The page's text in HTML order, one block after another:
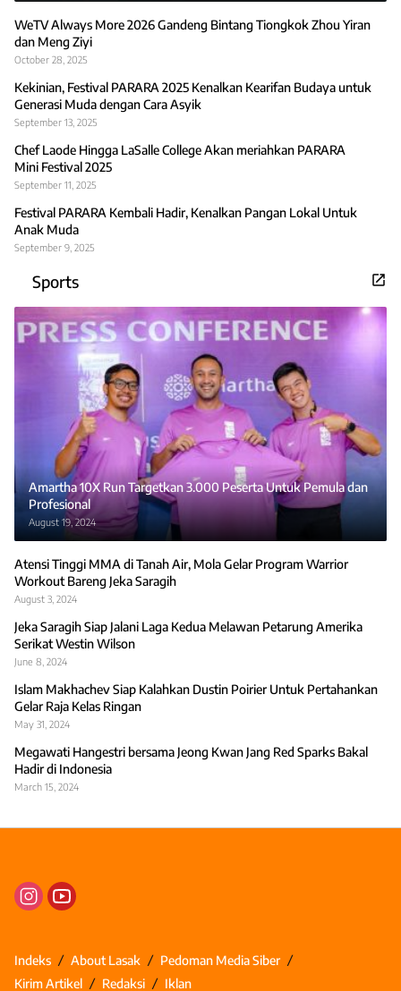
WeTV Always More 2026 Gandeng Bintang Tiongkok Zhou Yiran
dan Meng Ziyi
October 28, 2025
Kekinian, Festival PARARA 2025 Kenalkan Kearifan Budaya untuk
Generasi Muda dengan Cara Asyik
September 13, 2025
Chef Laode Hingga LaSalle College Akan meriahkan PARARA
Mini Festival 2025
September 11, 2025
Festival PARARA Kembali Hadir, Kenalkan Pangan Lokal Untuk
Anak Muda
September 9, 2025
Sports
Amartha 10X Run Targetkan 3.000 Peserta Untuk Pemula dan
Profesional
August 19, 2024
Atensi Tinggi MMA di Tanah Air, Mola Gelar Program Warrior
Workout Bareng Jeka Saragih
August 3, 2024
Jeka Saragih Siap Jalani Laga Kedua Melawan Petarung Amerika
Serikat Westin Wilson
June 8, 2024
Islam Makhachev Siap Kalahkan Dustin Poirier Untuk Pertahankan
Gelar Raja Kelas Ringan
May 31, 2024
Megawati Hangestri bersama Jeong Kwan Jang Red Sparks Bakal
Hadir di Indonesia
March 15, 2024
Indeks About Lasak
Pedoman Media Siber
Kirim Artikel
Redaksi Iklan